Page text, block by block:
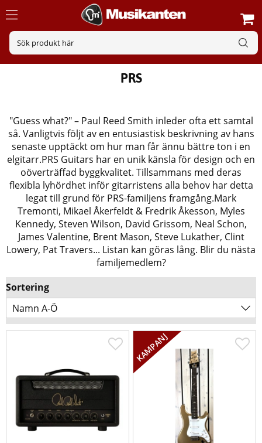
PRS
"Guess what?" – Paul Reed Smith inleder ofta ett samtal
så. Vanligtvis följt av en entusiastisk beskrivning av hans
senaste upptäckt om hur man får ännu bättre ton i en
elgitarr.PRS Guitars har en unik känsla för design och en
oöverträffad byggkvalitet. Tillsammans med deras
flexibla lyhördhet inför gitarristens alla behov har detta
legat till grund för PRS-familjens framgång.Mark
Tremonti, Mikael Åkerfeldt & Fredrik Åkesson, Myles
Kennedy, Steven Wilson, David Grissom, Neal Schon,
James Valentine, Brent Mason, Steve Lukather, Clint
Lowery, Pat Travers... Listan kan göras lång. Blir du nästa
familjemedlem?
Sortering
Namn A-Ö